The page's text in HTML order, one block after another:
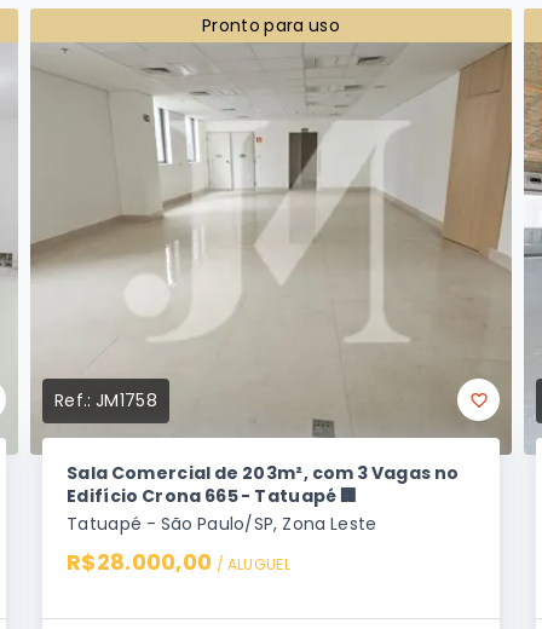
Pronto para uso
Ref.:JM1758
Sala Comercial de 203m², com 3 Vagas no
Edifício Crona 665 - Tatuapé 🏢
Tatuapé - São Paulo/SP, Zona Leste
R$28.000,00 / ALUGUEL